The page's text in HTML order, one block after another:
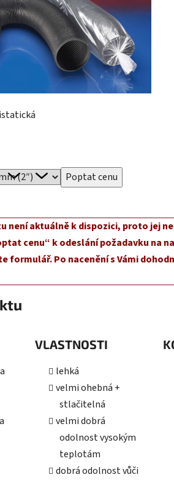
není aktuálně k dispozici, proto jej
cenu“ k odeslání požadavku na
formulář. Po nacenění s Vámi
VLASTNOSTI
lehká
velmi ohebná +
stlačitelná
velmi dobrá
odolnost vysokým
teplotám
dobrá odolnost vůči